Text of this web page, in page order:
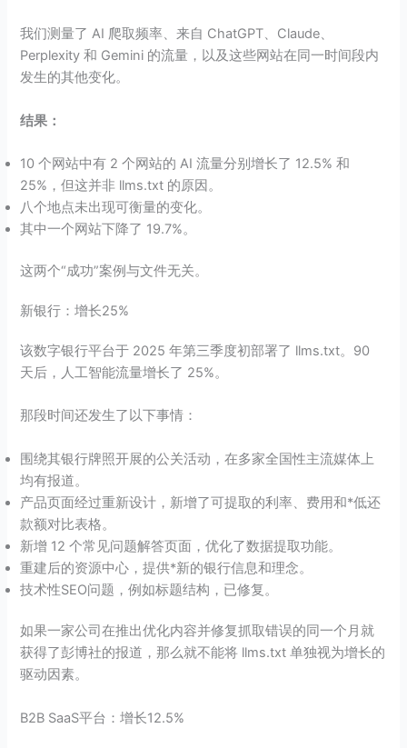
我们测量了 AI 爬取频率、来自 ChatGPT、Claude、
Perplexity 和 Gemini 的流量，以及这些网站在同一时间段内
发生的其他变化。
结果：
10 个网站中有 2 个网站的 AI 流量分别增长了 12.5% 和
25%，但这并非 llms.txt 的原因。
八个地点未出现可衡量的变化。
其中一个网站下降了 19.7%。
这两个“成功”案例与文件无关。
新银行：增长25%
该数字银行平台于 2025 年第三季度初部署了 llms.txt。90
天后，人工智能流量增长了 25%。
那段时间还发生了以下事情：
围绕其银行牌照开展的公关活动，在多家全国性主流媒体上
均有报道。
产品页面经过重新设计，新增了可提取的利率、费用和*低还
款额对比表格。
新增 12 个常见问题解答页面，优化了数据提取功能。
重建后的资源中心，提供*新的银行信息和理念。
技术性SEO问题，例如标题结构，已修复。
如果一家公司在推出优化内容并修复抓取错误的同一个月就
获得了彭博社的报道，那么就不能将 llms.txt 单独视为增长的
驱动因素。
B2B SaaS平台：增长12.5%